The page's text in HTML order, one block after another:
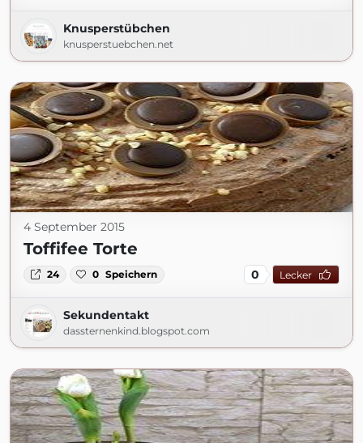
Knusperstübchen
knusperstuebchen.net
4 September 2015
Toffifee Torte
24 0 Speichern 0 Lecker
Sekundentakt
dassternenkind.blogspot.com